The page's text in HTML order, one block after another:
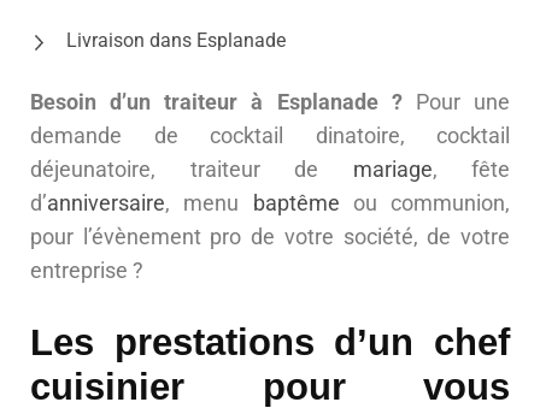
Livraison dans Esplanade
Besoin d’un traiteur à Esplanade ?Pour une
demande de cocktail dinatoire, cocktail
déjeunatoire, traiteur de mariage, fête
d’anniversaire, menu baptême ou communion,
pour l’évènement pro de votre société, de votre
entreprise ?
Les prestations d’un chef
cuisinier pour vous